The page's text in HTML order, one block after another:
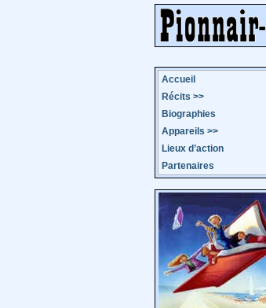
Accueil
Récits >>
Biographies
Appareils >>
Lieux d’action
Partenaires